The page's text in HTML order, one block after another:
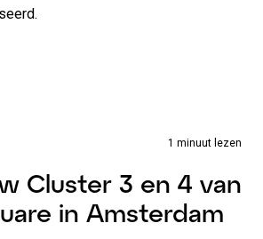
1 minuut lezen
Cluster 3 en 4 van
in Amsterdam